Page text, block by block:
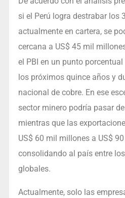
si el Perú logra destrabar los
actualmente en cartera, se
cercana a US$ 45 mil
el PBI en un punto
los próximos quince años y
nacional de cobre. En ese
sector minero podría pasar
mientras que las
US$ 60 mil millones a US$
consolidando al país entre
globales.
Actualmente, solo las